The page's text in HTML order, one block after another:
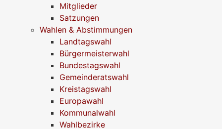
Mitglieder
Satzungen
Wahlen & Abstimmungen
Landtagswahl
Bürgermeisterwahl
Bundestagswahl
Gemeinderatswahl
Kreistagswahl
Europawahl
Kommunalwahl
Wahlbezirke